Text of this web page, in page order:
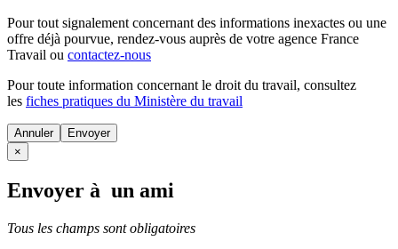
Pour tout signalement concernant des informations inexactes ou une
offre déjà pourvue, rendez-vous auprès de votre agence France
Travail ou contactez-nous
Pour toute information concernant le droit du travail, consultez
les fiches pratiques du Ministère du travail
Annuler
×
Envoyer à un ami
Tous les champs sont obligatoires